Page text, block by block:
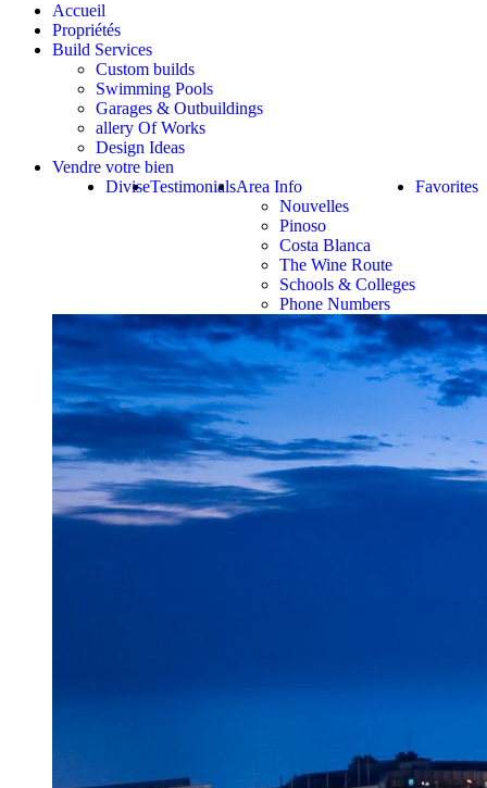
Accueil
Propriétés
Build Services
Custom builds
Swimming Pools
Garages & Outbuildings
allery Of Works
Design Ideas
Vendre votre bien
Favorites
Area Info
Nouvelles
Pinoso
Costa Blanca
The Wine Route
Schools & Colleges
Phone Numbers
Testimonials
Divise